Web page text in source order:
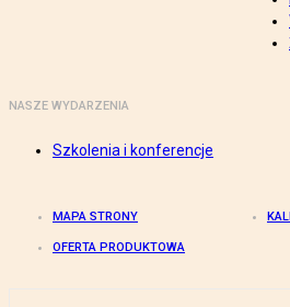
NASZE WYDARZENIA
Szkolenia i konferencje
MAPA STRONY
OFERTA PRODUKTOWA